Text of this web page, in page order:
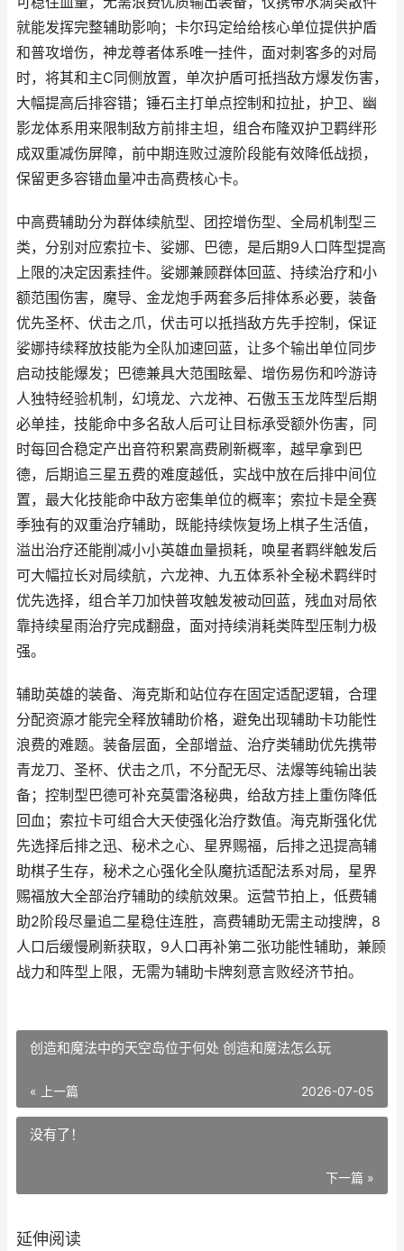
就能发挥完整辅助影响；卡尔玛定给给核心单位提供护盾
和普攻增伤，神龙尊者体系唯一挂件，面对刺客多的对局
时，将其和主C同侧放置，单次护盾可抵挡敌方爆发伤害，
大幅提高后排容错；锤石主打单点控制和拉扯，护卫、幽
影龙体系用来限制敌方前排主坦，组合布隆双护卫羁绊形
成双重减伤屏障，前中期连败过渡阶段能有效降低战损，
保留更多容错血量冲击高费核心卡。
中高费辅助分为群体续航型、团控增伤型、全局机制型三
类，分别对应索拉卡、娑娜、巴德，是后期9人口阵型提高
上限的决定因素挂件。娑娜兼顾群体回蓝、持续治疗和小
额范围伤害，魔导、金龙炮手两套多后排体系必要，装备
优先圣杯、伏击之爪，伏击可以抵挡敌方先手控制，保证
娑娜持续释放技能为全队加速回蓝，让多个输出单位同步
启动技能爆发；巴德兼具大范围眩晕、增伤易伤和吟游诗
人独特经验机制，幻境龙、六龙神、石傲玉玉龙阵型后期
必单挂，技能命中多名敌人后可让目标承受额外伤害，同
时每回合稳定产出音符积累高费刷新概率，越早拿到巴
德，后期追三星五费的难度越低，实战中放在后排中间位
置，最大化技能命中敌方密集单位的概率；索拉卡是全赛
季独有的双重治疗辅助，既能持续恢复场上棋子生活值，
溢出治疗还能削减小小英雄血量损耗，唤星者羁绊触发后
可大幅拉长对局续航，六龙神、九五体系补全秘术羁绊时
优先选择，组合羊刀加快普攻触发被动回蓝，残血对局依
靠持续星雨治疗完成翻盘，面对持续消耗类阵型压制力极
强。
辅助英雄的装备、海克斯和站位存在固定适配逻辑，合理
分配资源才能完全释放辅助价格，避免出现辅助卡功能性
浪费的难题。装备层面，全部增益、治疗类辅助优先携带
青龙刀、圣杯、伏击之爪，不分配无尽、法爆等纯输出装
备；控制型巴德可补充莫雷洛秘典，给敌方挂上重伤降低
回血；索拉卡可组合大天使强化治疗数值。海克斯强化优
先选择后排之迅、秘术之心、星界赐福，后排之迅提高辅
助棋子生存，秘术之心强化全队魔抗适配法系对局，星界
赐福放大全部治疗辅助的续航效果。运营节拍上，低费辅
助2阶段尽量追二星稳住连胜，高费辅助无需主动搜牌，8
人口后缓慢刷新获取，9人口再补第二张功能性辅助，兼顾
战力和阵型上限，无需为辅助卡牌刻意言败经济节拍。
创造和魔法中的天空岛位于何处 创造和魔法怎么玩
« 上一篇 2026-07-05
没有了！
下一篇 »
延伸阅读